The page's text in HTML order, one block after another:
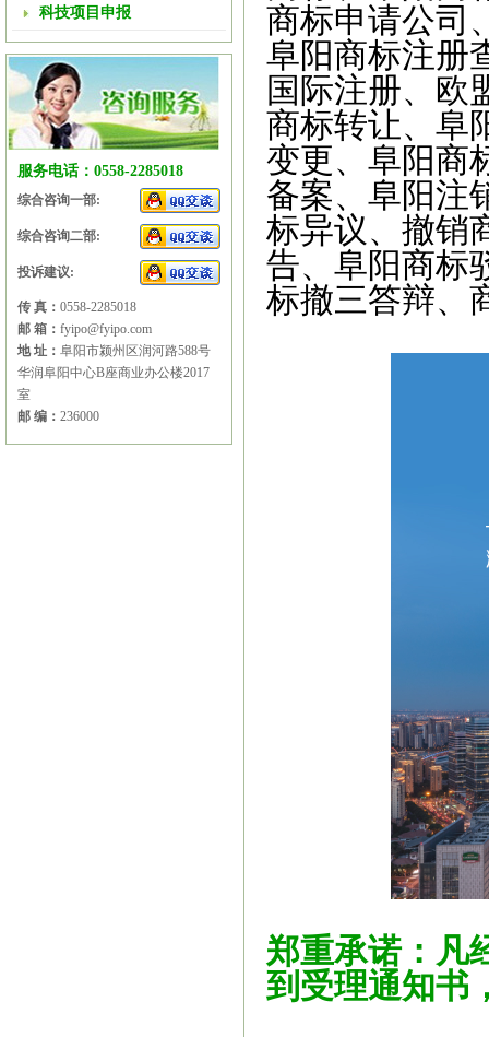
科技项目申报
服务电话：0558-2285018
综合咨询一部:
综合咨询二部:
投诉建议:
传 真： 0558-2285018
邮 箱： fyipo@fyipo.com
地 址： 阜阳市颍州区润河路588号
华润阜阳中心B座商业办公楼2017
室
邮 编： 236000
商标申请公司
阜阳商标注册
国际注册、欧
商标转让、阜
变更、阜阳商
备案、阜阳注
标异议、撤销
告、阜阳商标
标撤三答辩、
郑重承诺：凡
到受理通知书